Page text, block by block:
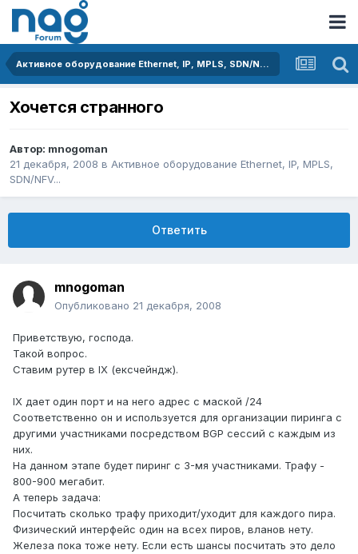
Активное оборудование Ethernet, IP, MPLS, SDN/NFV...
Хочется странного
Автор: mnogoman
21 декабря, 2008 в Активное оборудование Ethernet, IP, MPLS,
SDN/NFV...
Ответить
mnogoman
Опубликовано 21 декабря, 2008
Приветствую, господа.
Такой вопрос.
Ставим рутер в IX (ексчейндж).
IX дает один порт и на него адрес с маской /24
Соответственно он и используется для организации пиринга с
другими участниками посредством BGP сессий c каждым из
них.
На данном этапе будет пиринг с 3-мя участниками. Трафу -
800-900 мегабит.
А теперь задача:
Посчитать сколько трафу приходит/уходит для каждого пира.
Физический интерфейс один на всех пиров, вланов нету.
Железа пока тоже нету. Если есть шансы посчитать это дело